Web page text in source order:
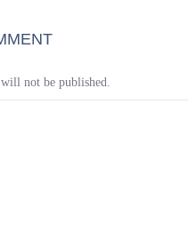
not be published.